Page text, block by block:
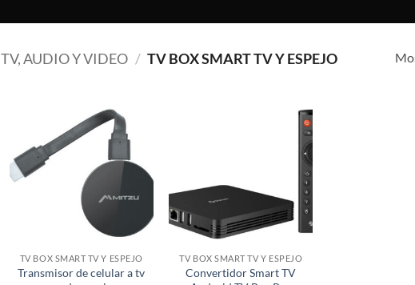
TV, AUDIO Y VIDEO / TV BOX SMART TV Y ESPEJO
TV BOX SMART TV Y ESPEJO
Transmisor de celular a tv
TV BOX SMART TV Y ESPEJO
Convertidor Smart TV